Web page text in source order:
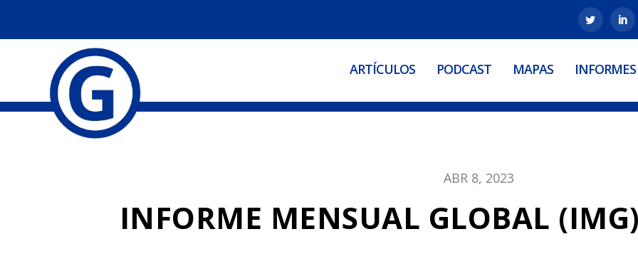
ARTÍCULOS PODCAST MAPAS INFORMES
ABR 8, 2023
INFORME MENSUAL GLOBAL